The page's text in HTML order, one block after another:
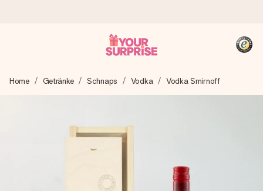
Wir bereiten dein Geschenk sorgfältig vor und schicken es
blitzschnell – damit du es genau zum richtigen Zeitpunkt
Unsere Geschenke begeistern. Kunden bewerten uns mit
4,8 bei Google Reviews (Gesamtergebnis aller Länder, in
Home Getränke Schnaps Vodka Vodka Smirnoff